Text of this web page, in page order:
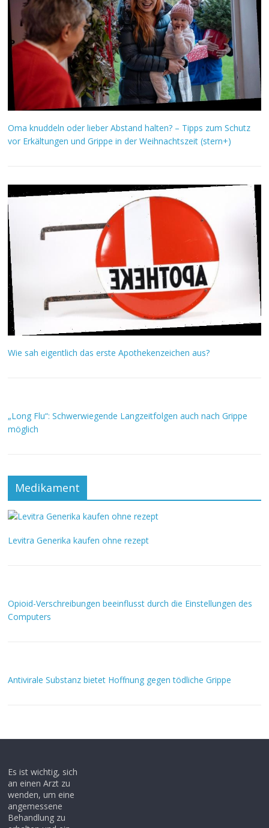
Oma knuddeln oder lieber Abstand halten? – Tipps zum Schutz
vor Erkältungen und Grippe in der Weihnachtszeit (stern+)
Wie sah eigentlich das erste Apothekenzeichen aus?
„Long Flu“: Schwerwiegende Langzeitfolgen auch nach Grippe
möglich
Medikament
Levitra Generika kaufen ohne rezept
Opioid-Verschreibungen beeinflusst durch die Einstellungen des
Computers
Antivirale Substanz bietet Hoffnung gegen tödliche Grippe
Es ist wichtig, sich
an einen Arzt zu
wenden, um eine
angemessene
Behandlung zu